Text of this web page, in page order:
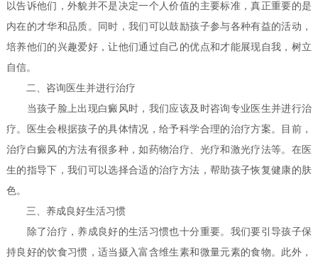
以告诉他们，外貌并不是决定一个人价值的主要标准，真正重要的是
内在的才华和品质。同时，我们可以鼓励孩子参与各种有益的活动，
培养他们的兴趣爱好，让他们通过自己的优点和才能展现自我，树立
自信。
二、咨询医生并进行治疗
当孩子脸上出现白癜风时，我们应该及时咨询专业医生并进行治
疗。医生会根据孩子的具体情况，给予科学合理的治疗方案。目前，
治疗白癜风的方法有很多种，如药物治疗、光疗和激光疗法等。在医
生的指导下，我们可以选择合适的治疗方法，帮助孩子恢复健康的肤
色。
三、养成良好生活习惯
除了治疗，养成良好的生活习惯也十分重要。我们要引导孩子保
持良好的饮食习惯，适当摄入富含维生素和微量元素的食物。此外，